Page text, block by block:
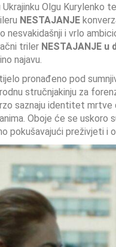
Olgu Kurylenko
NESTAJANJE
nesvakidašnji i vrlo
triler NESTAJANJE u
najavu.
pronađeno pod
stručnjakinju za
saznaju identitet
Oboje će se
pokušavajući preživjeti i